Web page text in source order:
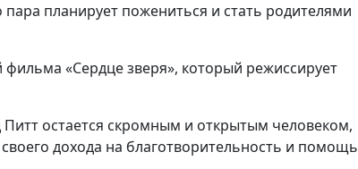
пара планирует пожениться и стать родителями
фильма «Сердце зверя», который режиссирует
остается скромным и открытым человеком,
дохода на благотворительность и помощь